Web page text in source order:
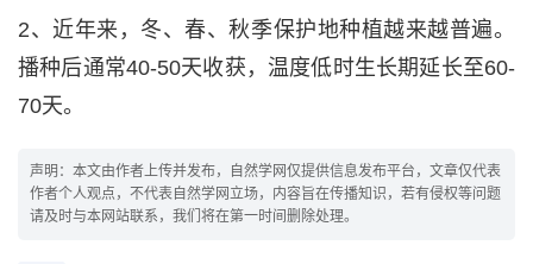
2、近年来，冬、春、秋季保护地种植越来越普遍。
播种后通常40-50天收获，温度低时生长期延长至60-
70天。
声明：本文由作者上传并发布，自然学网仅提供信息发布平台，文章仅代表
作者个人观点，不代表自然学网立场，内容旨在传播知识，若有侵权等问题
请及时与本网站联系，我们将在第一时间删除处理。